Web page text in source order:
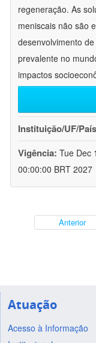
regeneração. As
meniscais não são
desenvolvimento
prevalente no
impactos
Instituição/UF/
Vigência: Tue Dec
00:00:00 BRT 2027
Anterior
Atuação
Acesso à Informação